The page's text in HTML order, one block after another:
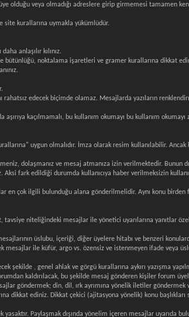
olduğu veya olmadığı adreslere girip girmemesi tamamen
kurallarına uymakla yükümlüdür.
anlaşılır kılınız.
noktalama işaretleri ve gramer kurallarına dikkat
edecek biçimde olamaz. Mesajlarda yazıların
kaçılmamalı, bu kullanım okumayı bu kullanım
uygun olmalıdır. İmza olarak resim kullanılabilir.
dolaşmanız ve mesaj atmanıza izin verilmektedir. Bunun
fark edildiği durumda kullanıcıya haber verilmeksizin
çok ilgili bulunduğu alana gönderilmelidir. Aynı konu birden
niteliğindeki mesajlar ile yönetici uyarılarına yanıtlar
üslubu, içeriği, diğer üyelere hitabı ve benzeri
mesajlar ile küfür, argo vs. özensiz ve istenmeyen ifade
, genel ahlak ve görgü kurallarına aykırı yazışma
kaldırılacak, bu şekilde mesaj gönderen kişiler forum
göndermek; din, dil, ırk ayrımına yönelik iletiler göndermek
dikkat ediniz. Dikkat çekici (ajitasyona yönelik) konu
Paylaşmak dışında yönelim içeren mesajlar uyarıda